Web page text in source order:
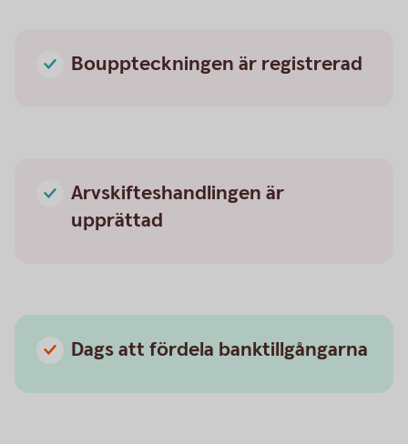
Bouppteckningen är registrerad
Arvskifteshandlingen är
upprättad
Dags att fördela banktillgångarna